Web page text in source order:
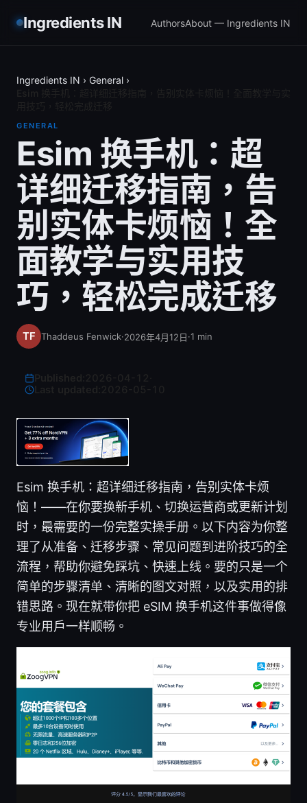
Ingredients IN AuthorsAbout — Ingredients IN
Ingredients IN › General ›
GENERAL
Esim 换手机：超
详细迁移指南，告
别实体卡烦恼！全
面教学与实用技
巧，轻松完成迁移
Thaddeus Fenwick·2026年4月12日·1 min
Last updated:
Esim 换手机：超详细迁移指南，告别实体卡烦
恼！——在你要换新手机、切换运营商或更新计划
时，最需要的一份完整实操手册。以下内容为你整
理了从准备、迁移步骤、常见问题到进阶技巧的全
流程，帮助你避免踩坑、快速上线。要的只是一个
简单的步骤清单、清晰的图文对照，以及实用的排
错思路。现在就带你把 eSIM 换手机这件事做得像
专业用户一样顺畅。